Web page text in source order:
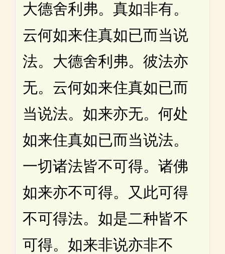
大德舍利弗。真如非有。
云何如来住真如已而当说
法。大德舍利弗。彼法亦
无。云何如来住真如已而
当说法。如来亦无。何处
如来住真如已而当说法。
一切诸法皆不可得。诸佛
如来亦不可得。又此可得
不可得法。如是二种皆不
可得。如来非说亦非不